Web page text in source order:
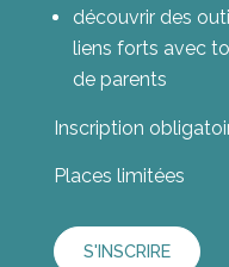
découvrir des
liens forts avec
de parents
Inscription
Places limitées
S'INSCRIRE